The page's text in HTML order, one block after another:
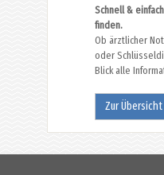
Schnell &
finden.
Ob ärztlicher
oder
Blick alle
Zur Übersicht